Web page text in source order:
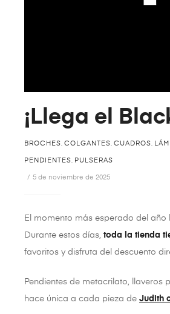
¡Llega el
BROCHES COLGANTES CUADROS
PENDIENTES PULSERAS
5 de noviembre de 2025
El momento más esperado del año
Durante estos días, toda la tienda
favoritos y disfruta del descuento
Pendientes de metacrilato,
hace única a cada pieza de Judith